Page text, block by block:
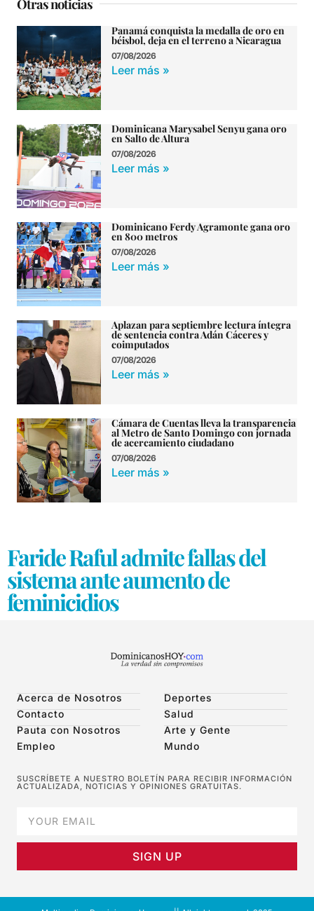
Otras noticias
Panamá conquista la medalla de oro en
béisbol, deja en el terreno a Nicaragua
07/08/2026
Leer más »
Dominicana Marysabel Senyu gana oro
en Salto de Altura
07/08/2026
Leer más »
Dominicano Ferdy Agramonte gana oro
en 800 metros
07/08/2026
Leer más »
Aplazan para septiembre lectura íntegra
de sentencia contra Adán Cáceres y
coimputados
07/08/2026
Leer más »
Cámara de Cuentas lleva la transparencia
al Metro de Santo Domingo con jornada
de acercamiento ciudadano
07/08/2026
Leer más »
Faride Raful admite fallas del
sistema ante aumento de
feminicidios
Acerca de Nosotros
Contacto
Pauta con Nosotros
Empleo
Deportes
Salud
Arte y Gente
Mundo
SUSCRÍBETE A NUESTRO BOLETÍN PARA RECIBIR INFORMACIÓN
ACTUALIZADA, NOTICIAS Y OPINIONES GRATUITAS.
SIGN UP